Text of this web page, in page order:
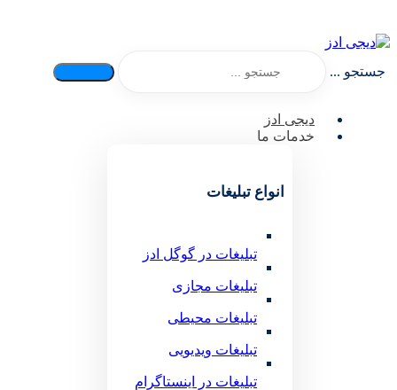
جستجو ...
دیجی ادز
خدمات ما
انواع تبلیغات
تبلیغات در گوگل ادز
تبلیغات مجازی
تبلیغات محیطی
تبلیغات ویدیویی
تبلیغات در اینستاگرام